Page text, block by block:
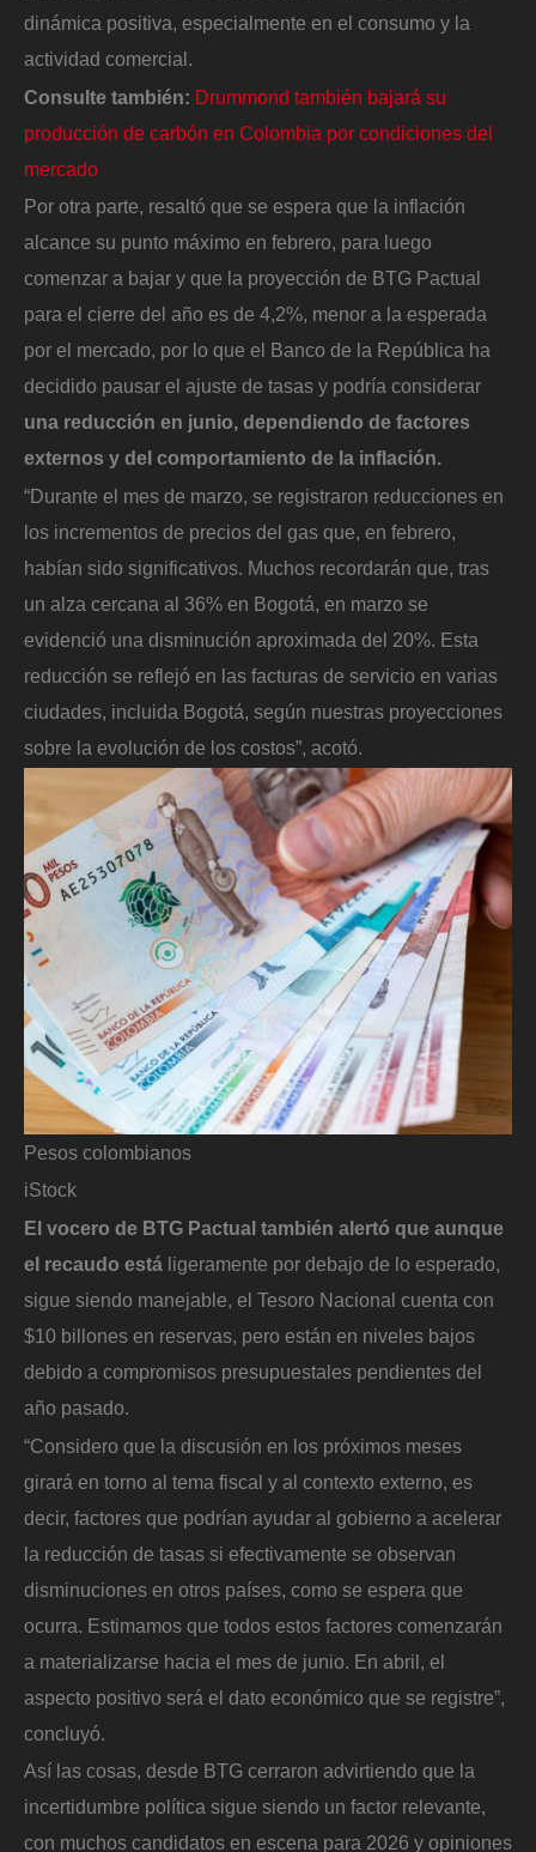
dinámica positiva, especialmente en el consumo y la
actividad comercial.
Consulte también: Drummond también bajará su
producción de carbón en Colombia por condiciones del
mercado
Por otra parte, resaltó que se espera que la inflación
alcance su punto máximo en febrero, para luego
comenzar a bajar y que la proyección de BTG Pactual
para el cierre del año es de 4,2%, menor a la esperada
por el mercado, por lo que el Banco de la República ha
decidido pausar el ajuste de tasas y podría considerar
una reducción en junio, dependiendo de factores
externos y del comportamiento de la inflación.
“Durante el mes de marzo, se registraron reducciones en
los incrementos de precios del gas que, en febrero,
habían sido significativos. Muchos recordarán que, tras
un alza cercana al 36% en Bogotá, en marzo se
evidenció una disminución aproximada del 20%. Esta
reducción se reflejó en las facturas de servicio en varias
ciudades, incluida Bogotá, según nuestras proyecciones
sobre la evolución de los costos”, acotó.
Pesos colombianos
iStock
El vocero de BTG Pactual también alertó que aunque
el recaudo está ligeramente por debajo de lo esperado,
sigue siendo manejable, el Tesoro Nacional cuenta con
$10 billones en reservas, pero están en niveles bajos
debido a compromisos presupuestales pendientes del
año pasado.
“Considero que la discusión en los próximos meses
girará en torno al tema fiscal y al contexto externo, es
decir, factores que podrían ayudar al gobierno a acelerar
la reducción de tasas si efectivamente se observan
disminuciones en otros países, como se espera que
ocurra. Estimamos que todos estos factores comenzarán
a materializarse hacia el mes de junio. En abril, el
aspecto positivo será el dato económico que se registre”,
concluyó.
Así las cosas, desde BTG cerraron advirtiendo que la
incertidumbre política sigue siendo un factor relevante,
con muchos candidatos en escena para 2026 y opiniones